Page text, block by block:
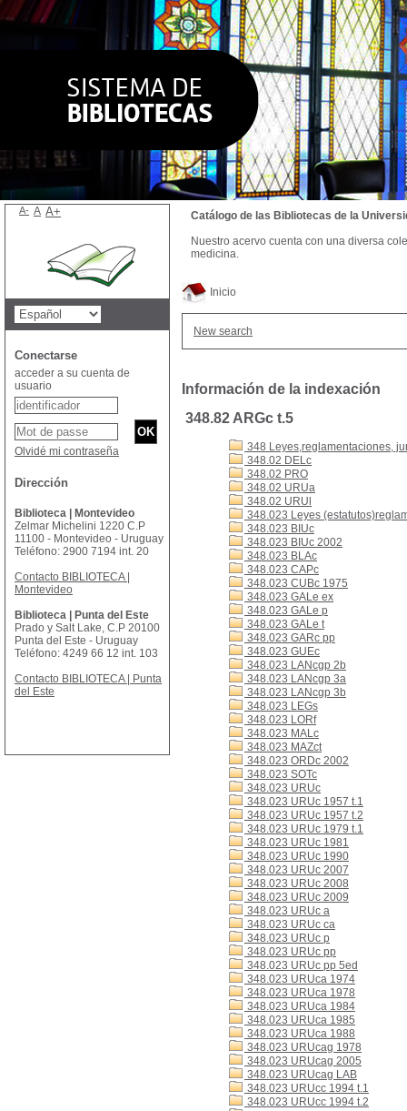
Inicio
New search
Información de la indexación
348.82 ARGc t.5
348 Leyes,reglamentaciones,
348.02 DELc
348.02 PRO
348.02 URUa
348.02 URUl
348.023 Leyes
348.023 BIUc
348.023 BIUc 2002
348.023 BLAc
348.023 CAPc
348.023 CUBc 1975
348.023 GALe ex
348.023 GALe p
348.023 GALe t
348.023 GARc pp
348.023 GUEc
348.023 LANcgp 2b
348.023 LANcgp 3a
348.023 LANcgp 3b
348.023 LEGs
348.023 LORf
348.023 MALc
348.023 MAZct
348.023 ORDc 2002
348.023 SOTc
348.023 URUc
348.023 URUc 1957 t.1
348.023 URUc 1957 t.2
348.023 URUc 1979 t.1
348.023 URUc 1981
348.023 URUc 1990
348.023 URUc 2007
348.023 URUc 2008
348.023 URUc 2009
348.023 URUc a
348.023 URUc ca
348.023 URUc p
348.023 URUc pp
348.023 URUc pp 5ed
348.023 URUca 1974
348.023 URUca 1978
348.023 URUca 1984
348.023 URUca 1985
348.023 URUca 1988
348.023 URUcag 1978
348.023 URUcag 2005
348.023 URUcag LAB
348.023 URUcc 1994 t.1
348.023 URUcc 1994 t.2
Catálogo de las Bibliotecas de la
Nuestro acervo cuenta con una diversa
medicina.
A- A A+
Conectarse
acceder a su cuenta de
usuario
Olvidé mi contraseña
Dirección
Biblioteca | Montevideo
Zelmar Michelini 1220 C.P
11100 - Montevideo - Uruguay
Teléfono: 2900 7194 int. 20
Contacto BIBLIOTECA |
Montevideo
Biblioteca | Punta del Este
Prado y Salt Lake, C.P 20100
Punta del Este - Uruguay
Teléfono: 4249 66 12 int. 103
Contacto BIBLIOTECA | Punta
del Este